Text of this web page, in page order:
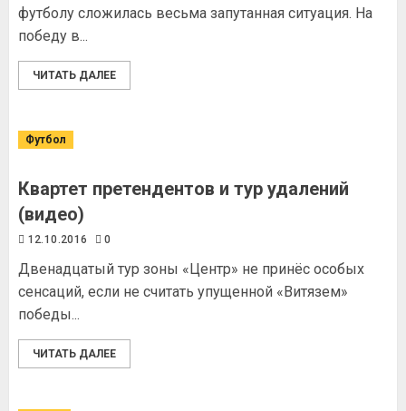
футболу сложилась весьма запутанная ситуация. На
победу в...
ЧИТАТЬ ДАЛЕЕ
Футбол
Квартет претендентов и тур удалений
(видео)
12.10.2016 0
Двенадцатый тур зоны «Центр» не принёс особых
сенсаций, если не считать упущенной «Витязем»
победы...
ЧИТАТЬ ДАЛЕЕ